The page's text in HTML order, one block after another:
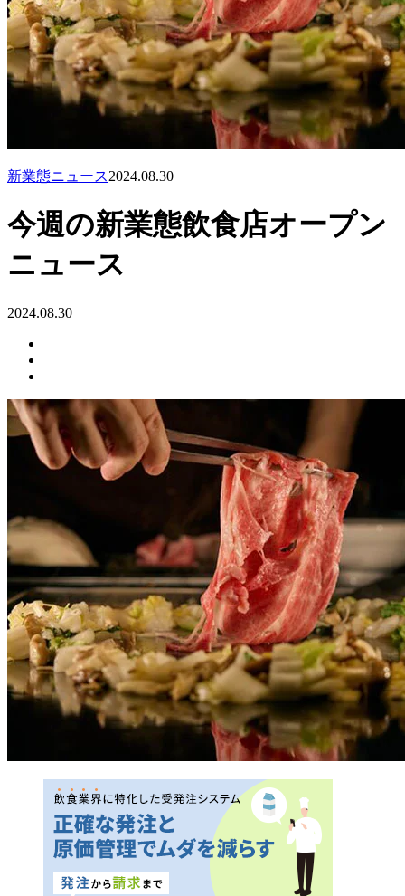
新業態ニュース2024.08.30
今週の新業態飲食店オープン
ニュース
2024.08.30